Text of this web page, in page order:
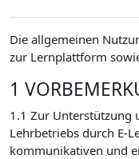
Die allgemeinen
zur Lernplattform
1
1.1 Zur Unterstützung
Lehrbetriebs durch E-
kommunikativen und